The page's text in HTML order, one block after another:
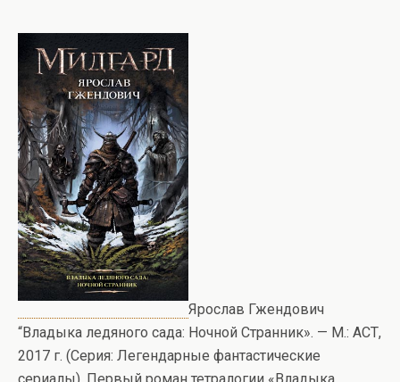
Ярослав Гжендович
“Владыка ледяного сада: Ночной Странник». — М.: АСТ,
2017 г. (Серия: Легендарные фантастические